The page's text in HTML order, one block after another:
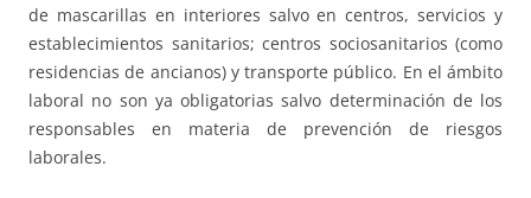
de mascarillas en interiores salvo en centros, servicios y
establecimientos sanitarios; centros sociosanitarios (como
residencias de ancianos) y transporte público. En el ámbito
laboral no son ya obligatorias salvo determinación de los
responsables en materia de prevención de riesgos
laborales.